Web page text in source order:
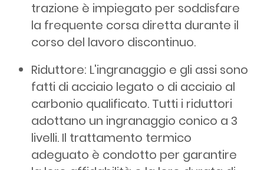
trazione è impiegato per soddisfare
la frequente corsa diretta durante il
corso del lavoro discontinuo.
Riduttore: L'ingranaggio e gli assi sono
fatti di acciaio legato o di acciaio al
carbonio qualificato. Tutti i riduttori
adottano un ingranaggio conico a 3
livelli. Il trattamento termico
adeguato è condotto per garantire